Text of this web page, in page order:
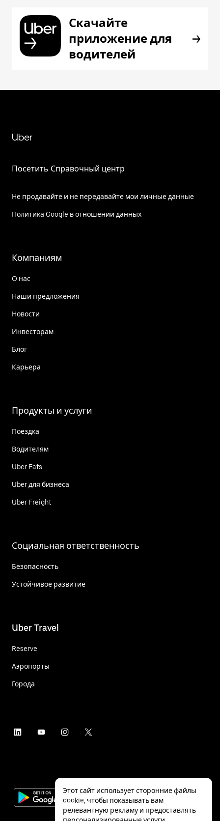
Скачайте
приложение для
водителей
Uber
Посетить Справочный центр
Не продавайте и не передавайте мои личные данные
Политика Google в отношении данных
Компаниям
О нас
Наши предложения
Новости
Инвесторам
Блог
Карьера
Продукты и услуги
Поездка
Водителям
Uber Eats
Uber для бизнеса
Uber Freight
Социальная ответственность
Безопасность
Устойчивое развитие
Uber Travel
Reserve
Аэропорты
Города
Этот сайт использует сторонние файлы
cookie, чтобы показывать вам
релевантную рекламу и предоставлять